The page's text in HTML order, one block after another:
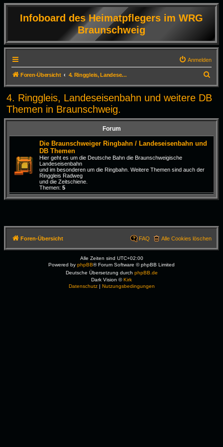
Infoboard des Heimatpflegers im WRG
Braunschweig
Anmelden
Foren-Übersicht 4. Ringgleis, Landeseisenbahn und weitere DB Themen in Braunschweig.
u
c
e
4. Ringgleis, Landeseisenbahn und weitere DB
Themen in Braunschweig.
Forum
Die Braunschweiger Ringbahn / Landeseisenbahn und
DB Themen
Hier geht es um die Deutsche Bahn die Braunschweigische
Landeseisenbahn
und im besonderen um die Ringbahn. Weitere Themen sind auch der
Ringgleis Radweg
und die Zeitschiene.
Themen: 5
Foren-Übersicht Alle Cookies löschen
FAQ
Alle Zeiten sind UTC+02:00
Powered by phpBB® Forum Software © phpBB Limited
Deutsche Übersetzung durch phpBB.de
Dark Vision ©Kirk
Datenschutz| Nutzungsbedingungen